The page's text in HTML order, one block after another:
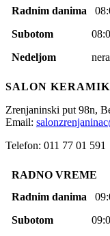
Radnim danima
Subotom
Nedeljom
SALON
Zrenjaninski put 98n,
Email:
Telefon: 011 77 01 591
RADNO VREME
Radnim danima
Subotom